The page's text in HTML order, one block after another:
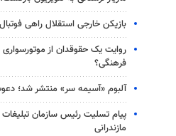
بازیکن خارجی استقلال راهی
روایت یک حقوقدان از موتورسواری
فرهنگی؟
آلبوم «آسیمه سر» منتشر شد؛
پیام تسلیت رئیس سازمان
مازندرانی